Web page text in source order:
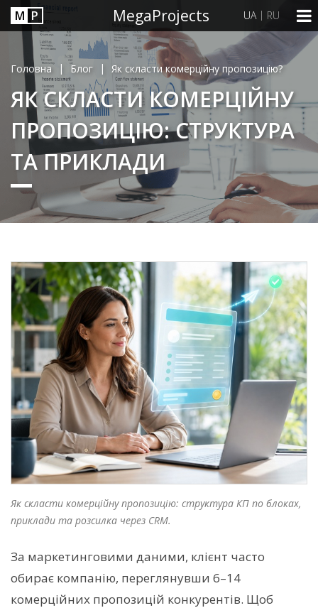
М P MegaProjects UA | RU
ЯК СКЛАСТИ КОМЕРЦІЙНУ
ПРОПОЗИЦІЮ: СТРУКТУРА
ТА ПРИКЛАДИ
Головна | Блог | Як скласти комерційну пропозицію?
Як скласти комерційну пропозицію: структура КП по блоках,
приклади та розсилка через CRM.
За маркетинговими даними, клієнт часто
обирає компанію, переглянувши 6–14
комерційних пропозицій конкурентів. Щоб